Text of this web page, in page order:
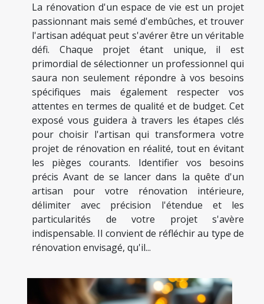
La rénovation d'un espace de vie est un projet
passionnant mais semé d'embûches, et trouver
l'artisan adéquat peut s'avérer être un véritable
défi. Chaque projet étant unique, il est
primordial de sélectionner un professionnel qui
saura non seulement répondre à vos besoins
spécifiques mais également respecter vos
attentes en termes de qualité et de budget. Cet
exposé vous guidera à travers les étapes clés
pour choisir l'artisan qui transformera votre
projet de rénovation en réalité, tout en évitant
les pièges courants. Identifier vos besoins
précis Avant de se lancer dans la quête d'un
artisan pour votre rénovation intérieure,
délimiter avec précision l'étendue et les
particularités de votre projet s'avère
indispensable. Il convient de réfléchir au type de
rénovation envisagé, qu'il...